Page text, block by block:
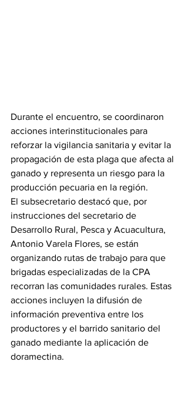
Durante el encuentro, se coordinaron
acciones interinstitucionales para
reforzar la vigilancia sanitaria y evitar la
propagación de esta plaga que afecta al
ganado y representa un riesgo para la
producción pecuaria en la región.
El subsecretario destacó que, por
instrucciones del secretario de
Desarrollo Rural, Pesca y Acuacultura,
Antonio Varela Flores, se están
organizando rutas de trabajo para que
brigadas especializadas de la CPA
recorran las comunidades rurales. Estas
acciones incluyen la difusión de
información preventiva entre los
productores y el barrido sanitario del
ganado mediante la aplicación de
doramectina.